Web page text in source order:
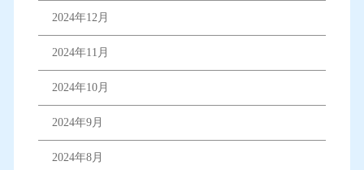
2024年12月
2024年11月
2024年10月
2024年9月
2024年8月